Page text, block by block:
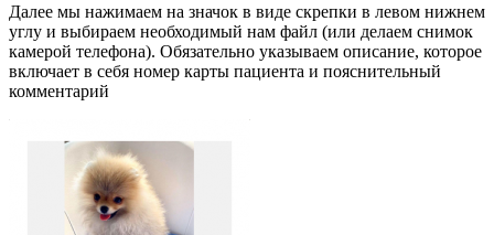
Далее мы нажимаем на значок в виде скрепки в левом нижнем
углу и выбираем необходимый нам файл (или делаем снимок
камерой телефона). Обязательно указываем описание, которое
включает в себя номер карты пациента и пояснительный
комментарий